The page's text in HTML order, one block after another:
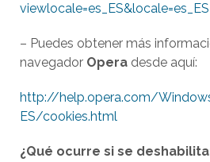
viewlocale=es_ES&locale=es_ES
– Puedes obtener más
navegador Opera desde aquí:
http://help.opera.com/
ES/cookies.html
¿Qué ocurre si se